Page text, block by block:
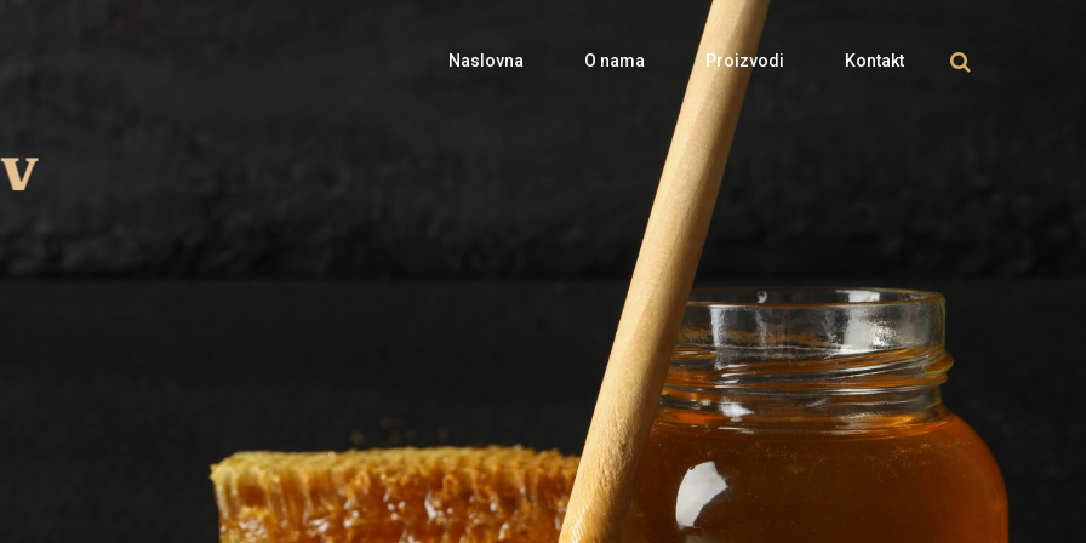
Naslovna O nama Proizvodi Kontakt